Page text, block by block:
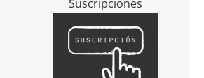
Suscripciones